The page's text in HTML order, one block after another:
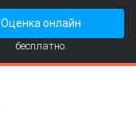
Оценка онлайн
бесплатно.